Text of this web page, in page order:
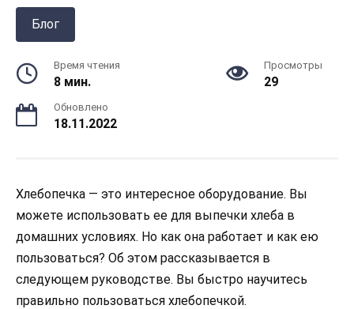
Блог
Время чтения
8 мин.
Просмотры
29
Обновлено
18.11.2022
Хлебопечка — это интересное оборудование. Вы
можете использовать ее для выпечки хлеба в
домашних условиях. Но как она работает и как ею
пользоваться? Об этом рассказывается в
следующем руководстве. Вы быстро научитесь
правильно пользоваться хлебопечкой.